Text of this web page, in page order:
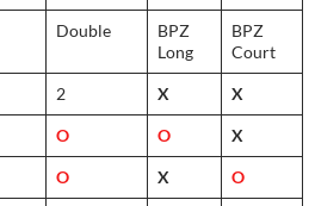
Double
BPZ
Long
BPZ
Court
2 X X
O O X
O X O